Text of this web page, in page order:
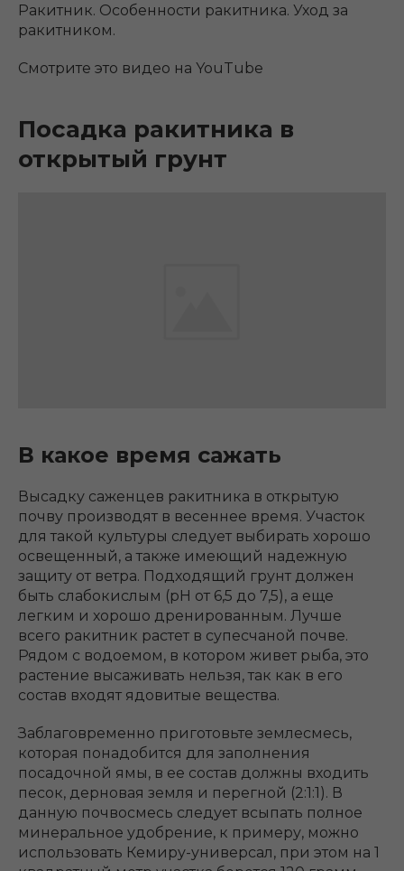
Ракитник. Особенности ракитника. Уход за
ракитником.
Смотрите это видео на YouTube
Посадка ракитника в
открытый грунт
В какое время сажать
Высадку саженцев ракитника в открытую
почву производят в весеннее время. Участок
для такой культуры следует выбирать хорошо
освещенный, а также имеющий надежную
защиту от ветра. Подходящий грунт должен
быть слабокислым (рН от 6,5 до 7,5), а еще
легким и хорошо дренированным. Лучше
всего ракитник растет в супесчаной почве.
Рядом с водоемом, в котором живет рыба, это
растение высаживать нельзя, так как в его
состав входят ядовитые вещества.
Заблаговременно приготовьте землесмесь,
которая понадобится для заполнения
посадочной ямы, в ее состав должны входить
песок, дерновая земля и перегной (2:1:1). В
данную почвосмесь следует всыпать полное
минеральное удобрение, к примеру, можно
использовать Кемиру-универсал, при этом на 1